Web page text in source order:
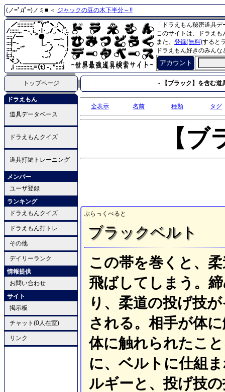
(ノ=ﾟдﾟ=)ノミ■ ＜ ジャックの豆の木下半分～!!
「ドラえもん秘密道具
このサイトは、ドラえ
また、 登録(無料)すると
ドラえもん好きのみん
アカウント
トップページ - 【ブラック】を含む道
ドラえもん
道具データベース
ドラえもんクイズ
道具打鍵トレーニング
メンバー
ユーザ登録
ランキング
ドラえもんクイズ
ドラえもん打トレ
その他
デイリーランク
情報提供
お問い合わせ
サイト
掲示板
チャット(0人在室)
リンク
全表示 名前 種類 タグ
【
ぶらっくべると
ブラックベルト
この帯を巻くと、
飛ばしてしまう。
り、柔道の投げ技
される。相手が体
体に触れられたこ
に、ベルトに仕組
ルギーと、投げ技